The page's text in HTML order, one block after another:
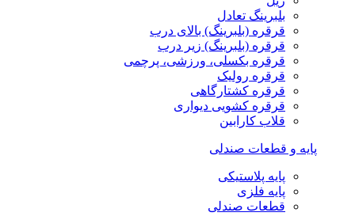
بلبرینگ تعادل
قرقره (بلبرینگ) بالای درب
قرقره (بلبرینگ) زیر درب
قرقره بکسلی، ورزشی، پرچمی
قرقره رولیک
قرقره کشتارگاهی
قرقره کشویی دیواری
قلاب کارابین
پایه و قطعات صندلی
پایه پلاستیکی
پایه فلزی
قطعات صندلی